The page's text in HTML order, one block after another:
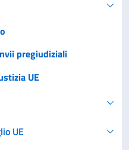
pregiudiziali
UE
UE